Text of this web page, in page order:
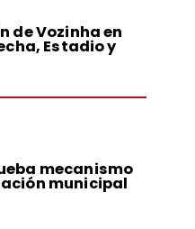
de Vozinha en
Estadio y
mecanismo
municipal